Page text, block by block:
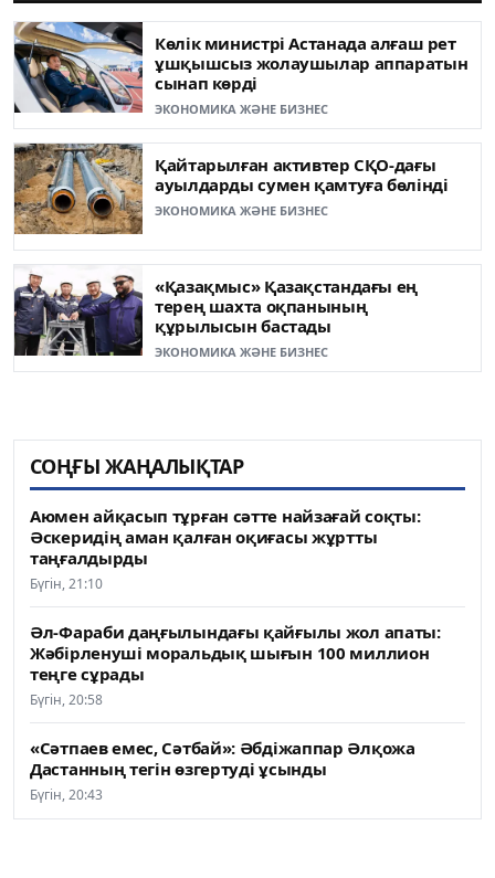
Көлік министрі Астанада алғаш рет
ұшқышсыз жолаушылар аппаратын
сынап көрді
ЭКОНОМИКА ЖӘНЕ БИЗНЕС
Қайтарылған активтер СҚО-дағы
ауылдарды сумен қамтуға бөлінді
ЭКОНОМИКА ЖӘНЕ БИЗНЕС
«Қазақмыс» Қазақстандағы ең
терең шахта оқпанының
құрылысын бастады
ЭКОНОМИКА ЖӘНЕ БИЗНЕС
СОҢҒЫ ЖАҢАЛЫҚТАР
Аюмен айқасып тұрған сәтте найзағай соқты:
Әскеридің аман қалған оқиғасы жұртты
таңғалдырды
Бүгін, 21:10
Әл-Фараби даңғылындағы қайғылы жол апаты:
Жәбірленуші моральдық шығын 100 миллион
теңге сұрады
Бүгін, 20:58
«Сәтпаев емес, Сәтбай»: Әбдіжаппар Әлқожа
Дастанның тегін өзгертуді ұсынды
Бүгін, 20:43